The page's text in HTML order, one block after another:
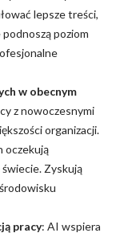
lepsze treści,
poziom
w obecnym
z nowoczesnymi
organizacji.
oczekują
Zyskują
pracy: AI wspiera